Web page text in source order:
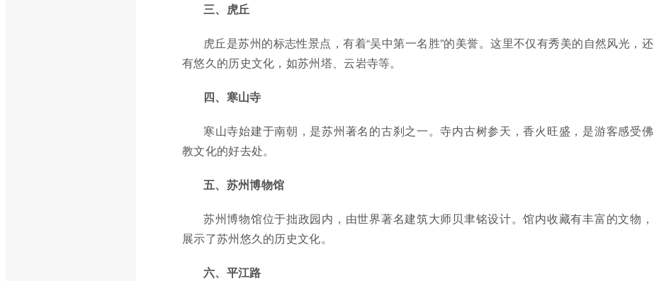
三、虎丘
虎丘是苏州的标志性景点，有着“吴中第一名胜”的美誉。这里不仅有秀美的自然风光，还
有悠久的历史文化，如苏州塔、云岩寺等。
四、寒山寺
寒山寺始建于南朝，是苏州著名的古刹之一。寺内古树参天，香火旺盛，是游客感受佛
教文化的好去处。
五、苏州博物馆
苏州博物馆位于拙政园内，由世界著名建筑大师贝聿铭设计。馆内收藏有丰富的文物，
展示了苏州悠久的历史文化。
六、平江路